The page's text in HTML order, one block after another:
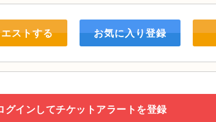
ストする お気に入り登録
グインしてチケットアラートを登録